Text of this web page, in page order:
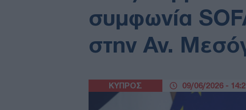
συμφωνία
στην Αν.
ΚΥΠΡΟΣ 09/06/2026 -